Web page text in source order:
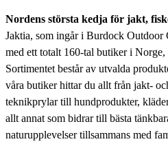
Nordens största kedja för jakt,
Jaktia, som ingår i Burdock Outdoor
med ett totalt 160-tal butiker i
Sortimentet består av utvalda
våra butiker hittar du allt från jakt-
teknikprylar till hundprodukter,
allt annat som bidrar till bästa
naturupplevelser tillsammans med